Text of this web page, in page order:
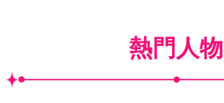
熱門人物